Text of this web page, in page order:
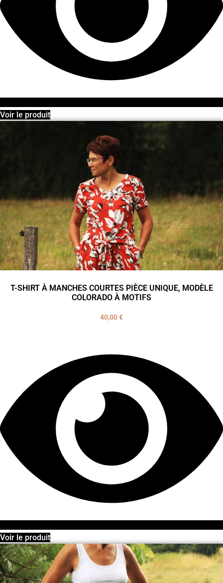
Voir le produit
T-SHIRT À MANCHES COURTES PIÈCE UNIQUE, MODÈLE
COLORADO À MOTIFS
40,00€
Voir le produit